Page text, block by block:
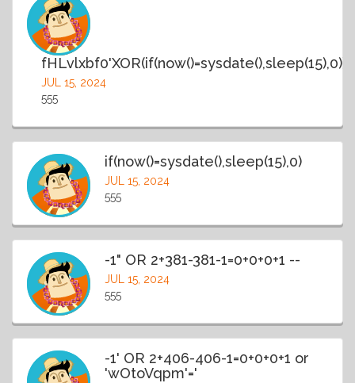
JUL 15, 2024
555
if(now()=sysdate(),sleep(15),0)
JUL 15, 2024
555
-1" OR 2+381-381-1=0+0+0+1 --
JUL 15, 2024
555
-1' OR 2+406-406-1=0+0+0+1 or
'wOtoVqpm'='